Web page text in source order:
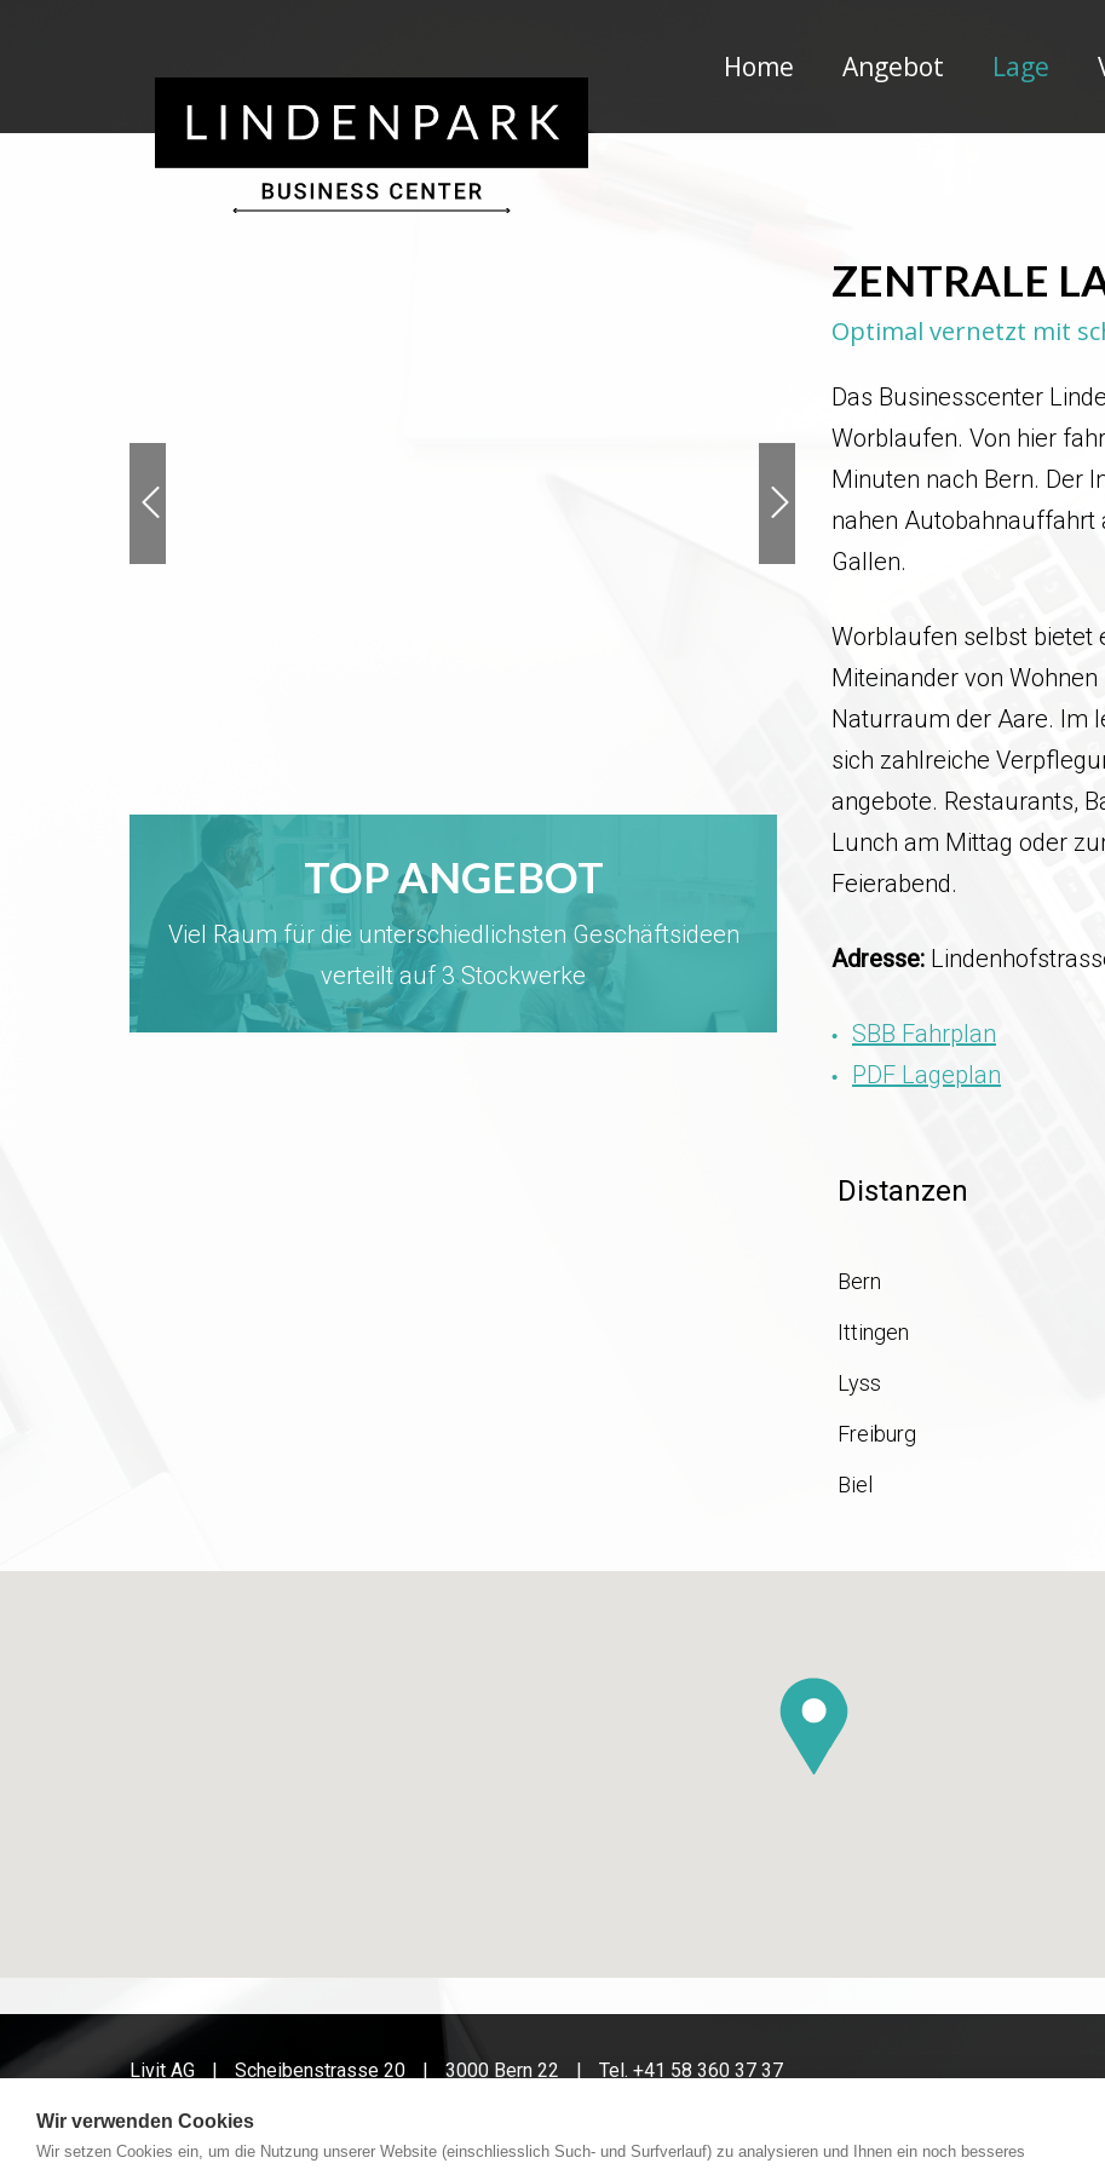
Wir verwenden Cookies
Wir setzen Cookies ein, um die Nutzung unserer Website (einschliesslich Such- und Surfverlauf) zu analysieren und Ihnen ein noch besseres
Home Angebot Lage
TOP ANGEBOT
Viel Raum für die unterschiedlichsten Geschäftsideen
verteilt auf 3 Stockwerke
ZENTRALE
Optimal vernetzt mit
Das Businesscenter
Worblaufen. Von hier
Minuten nach Bern. Der
nahen Autobahnauffahrt
Gallen.
Worblaufen selbst bietet
Miteinander von
Naturraum der Aare. Im
sich zahlreiche
angebote. Restaurants,
Lunch am Mittag oder
Feierabend.
Adresse:
SBB Fahrplan
PDF Lageplan
Distanzen
Bern
Ittingen
Lyss
Freiburg
Biel
Livit AG Scheibenstrasse 20 3000 Bern 22 Tel. +41 58 360 37 37